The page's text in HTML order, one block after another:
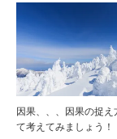
因果、、、因果の捉え
て考えてみましょう！